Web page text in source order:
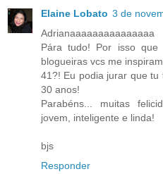
Elaine Lobato 3 de
Adrianaaaaaaaaaaaaaaa
Pára tudo! Por isso
blogueiras vcs me
41?! Eu podia jurar que tu
30 anos!
Parabéns... muitas
jovem, inteligente e linda!
bjs
Responder